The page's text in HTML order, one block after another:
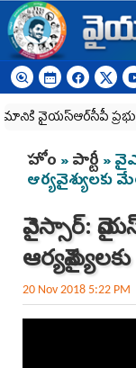
Skip to main content
వైయ‌స్ఆర్‌సీపీ
You are
హోం »పార్టీ »
ఆర్యవైశ్యులకు
వైఎస్సార్‌:
20 Nov 2018 5:22 PM